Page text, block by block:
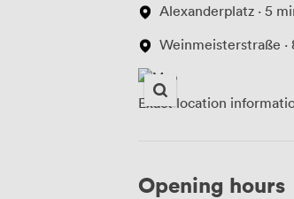
Alexanderplatz · 5
Weinmeisterstraße ·
Exact location
Opening hours